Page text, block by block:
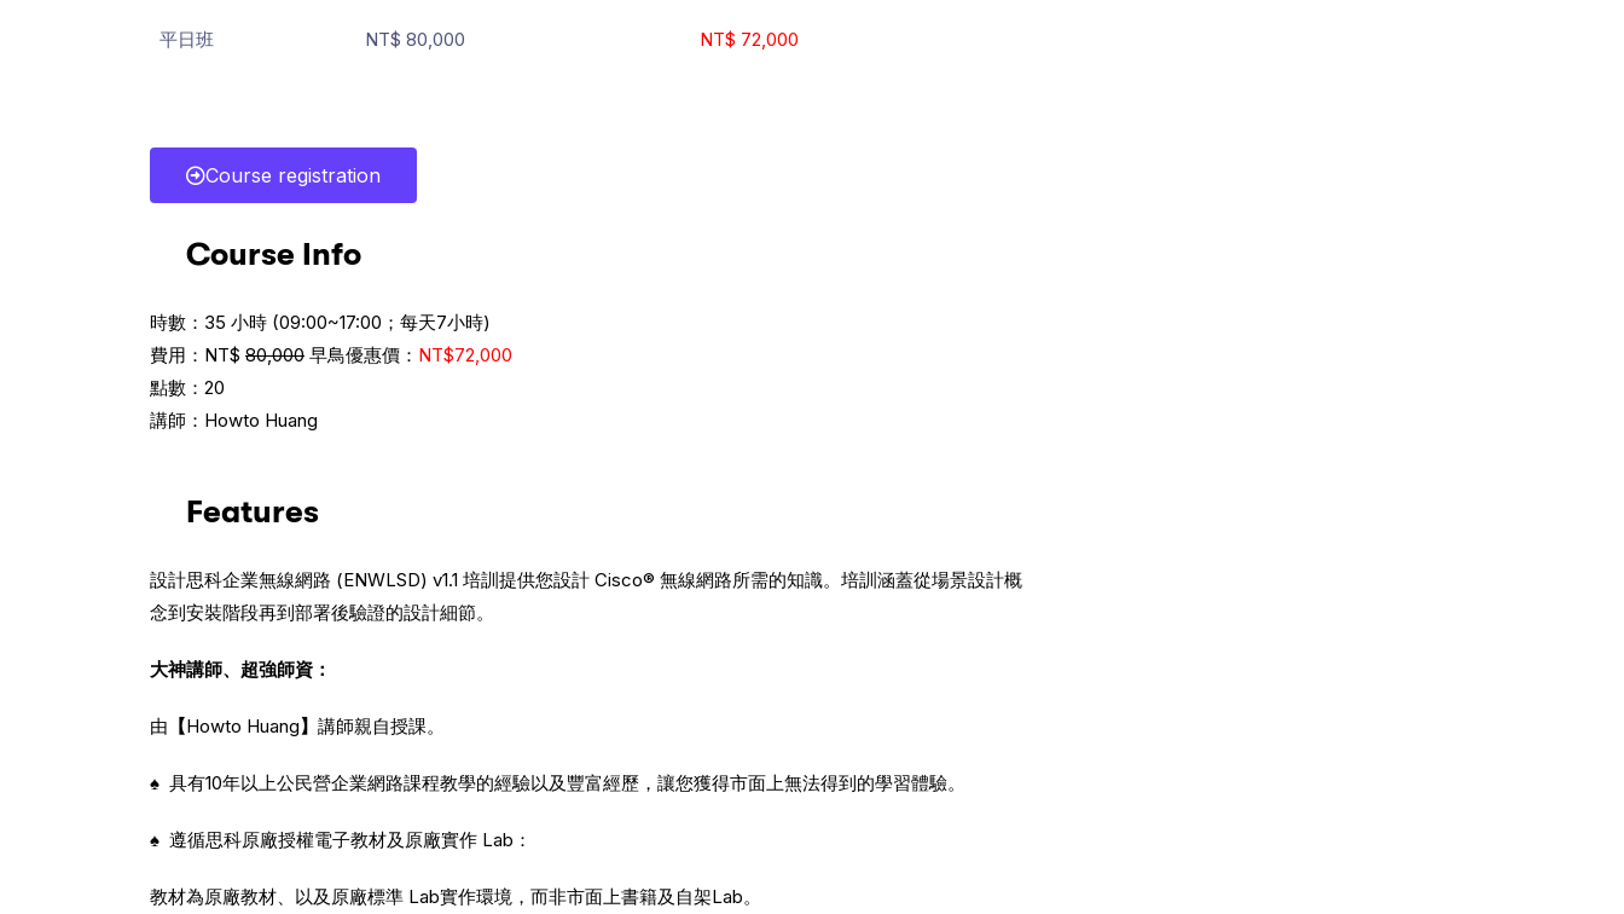
平日班 NT$ 80,000 NT$ 72,000
Course registration
Course Info
時數：35 小時 (09:00~17:00；每天7小時)
費用：NT$ 80,000 早鳥優惠價： NT$72,000
點數：20
講師： Howto Huang
Features
設計思科企業無線網路 (ENWLSD) v1.1 培訓提供您設計 Cisco® 無線網路所需的知識。培訓涵蓋從場景設計概
念到安裝階段再到部署後驗證的設計細節。
大神講師、超強師資：
由 【Howto Huang】 講師親自授課。
♠ 具有10年以上公民營企業網路課程教學的經驗以及豐富經歷，讓您獲得市面上無法得到的學習體驗。
♠ 遵循思科原廠授權電子教材及原廠實作 Lab：
教材為原廠教材、以及原廠標準 Lab實作環境，而非市面上書籍及自架Lab。